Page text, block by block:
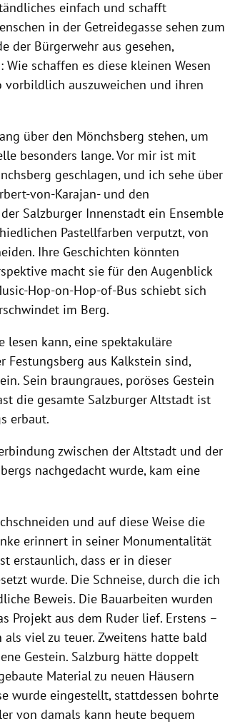
einfach und schafft
in der Getreidegasse sehen zum
der Bürgerwehr aus gesehen,
schaffen es diese kleinen Wesen
auszuweichen und ihren
über den Mönchsberg stehen, um
besonders lange. Vor mir ist mit
geschlagen, und ich sehe über
von-Karajan- und den
Salzburger Innenstadt ein Ensemble
Pastellfarben verputzt, von
Ihre Geschichten könnten
macht sie für den Augenblick
Hop-on-Hop-of-Bus schiebt sich
im Berg.
lesen kann, eine spektakuläre
Festungsberg aus Kalkstein sind,
Sein braungraues, poröses Gestein
die gesamte Salzburger Altstadt ist
erbaut.
zwischen der Altstadt und der
nachgedacht wurde, kam eine
und auf diese Weise die
erinnert in seiner Monumentalität
erstaunlich, dass er in dieser
wurde. Die Schneise, durch die ich
Beweis. Die Bauarbeiten wurden
Projekt aus dem Ruder lief. Erstens –
viel zu teuer. Zweitens hatte bald
Gestein. Salzburg hätte doppelt
Material zu neuen Häusern
wurde eingestellt, stattdessen bohrte
von damals kann heute bequem